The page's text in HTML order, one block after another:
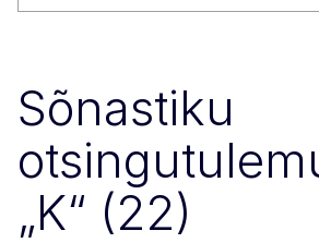
Sõnastiku
„K“ (22)